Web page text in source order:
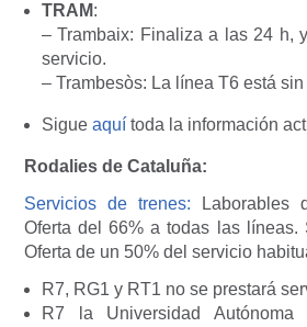
TRAM:
– Trambaix: Finaliza a las 24 h,
servicio.
– Trambesòs: La línea T6 está
Sigue aquí toda la información
Rodalies de Cataluña:
Servicios de trenes:
Laborables
Oferta del 66% a todas las líneas.
Oferta de un 50% del servicio
R7, RG1 y RT1 no se prestará
R7 la Universidad Autónoma